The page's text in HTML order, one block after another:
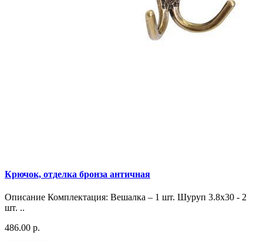
Крючок, отделка бронза античная
Описание Комплектация: Вешалка – 1 шт. Шуруп 3.8х30 - 2
шт. ..
486.00 р.